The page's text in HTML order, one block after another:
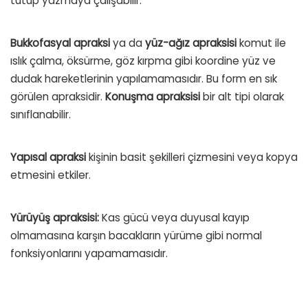
Bukkofasyal apraksiya da yüz-ağız apraksisikomut ile
ıslık çalma, öksürme, göz kırpma gibi koordine yüz ve
dudak hareketlerinin yapılamamasıdır. Bu form en sık
görülen apraksidir. Konuşma apraksisibir alt tipi olarak
sınıflanabilir.
Yapısal apraksikişinin basit şekilleri çizmesini veya kopya
etmesini etkiler.
Yürüyüş apraksisi:Kas gücü veya duyusal kayıp
olmamasına karşın bacakların yürüme gibi normal
fonksiyonlarını yapamamasıdır.